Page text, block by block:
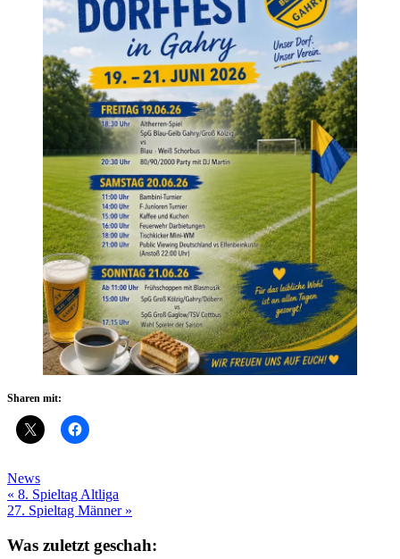
Sharen mit:
News
Beitragsnavigation
« 8. Spieltag Altliga
27. Spieltag Männer »
Was zuletzt geschah: